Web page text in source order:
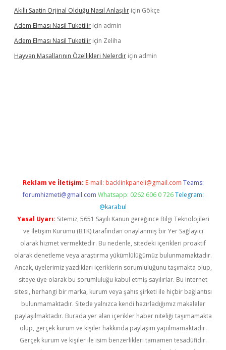
Akıllı Saatin Orjinal Olduğu Nasıl Anlaşılır için Gökçe
Adem Elması Nasil Tuketilir için admin
Adem Elması Nasil Tuketilir için Zeliha
Hayvan Masallarının Özellikleri Nelerdir için admin
Reklam ve İletişim: E-mail: backlinkpaneli@gmail.com Teams:
forumhizmeti@gmail.com Whatsapp: 0262 606 0 726 Telegram:
@karabul
Yasal Uyarı: Sitemiz, 5651 Sayılı Kanun gereğince Bilgi Teknolojileri
ve İletişim Kurumu (BTK) tarafından onaylanmış bir Yer Sağlayıcı
olarak hizmet vermektedir. Bu nedenle, sitedeki içerikleri proaktif
olarak denetleme veya araştırma yükümlülüğümüz bulunmamaktadır.
Ancak, üyelerimiz yazdıkları içeriklerin sorumluluğunu taşımakta olup,
siteye üye olarak bu sorumluluğu kabul etmiş sayılırlar. Bu internet
sitesi, herhangi bir marka, kurum veya şahıs şirketi ile hiçbir bağlantısı
bulunmamaktadır. Sitede yalnızca kendi hazırladığımız makaleler
paylaşılmaktadır. Burada yer alan içerikler haber niteliği taşımamakta
olup, gerçek kurum ve kişiler hakkında paylaşım yapılmamaktadır.
Gerçek kurum ve kişiler ile isim benzerlikleri tamamen tesadüfidir.